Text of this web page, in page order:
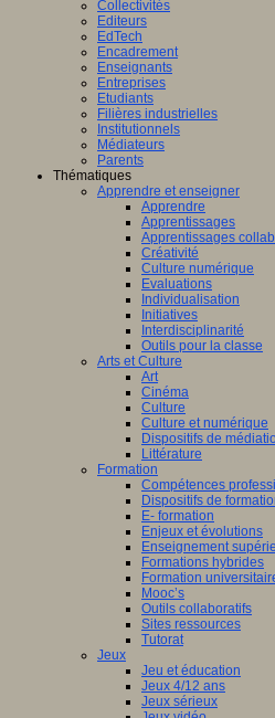
Collectivités
Editeurs
EdTech
Encadrement
Enseignants
Entreprises
Etudiants
Filières industrielles
Institutionnels
Médiateurs
Parents
Thématiques
Apprendre et enseigner
Apprendre
Apprentissages
Apprentissages
Créativité
Culture numérique
Evaluations
Individualisation
Initiatives
Interdisciplinarité
Outils pour la classe
Arts et Culture
Art
Cinéma
Culture
Culture et numérique
Dispositifs de
Littérature
Formation
Compétences
Dispositifs de
E- formation
Enjeux et évolutions
Enseignement
Formations hybrides
Formation
Mooc’s
Outils collaboratifs
Sites ressources
Tutorat
Jeux
Jeu et éducation
Jeux 4/12 ans
Jeux sérieux